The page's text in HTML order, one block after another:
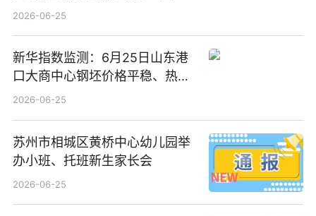
告-微资讯
2026-06-25
新华指数监测：6月25日山东港
口大商中心钢坯价格平稳、热轧
C料价格微幅下跌
2026-06-25
苏州市相城区黄桥中心幼儿园举
办小班、托班新生家长会
2026-06-25